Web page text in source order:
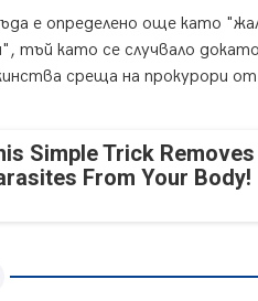
е определено още като
тъй като се случвало
среща на прокурори
Simple Trick
From Your Body!